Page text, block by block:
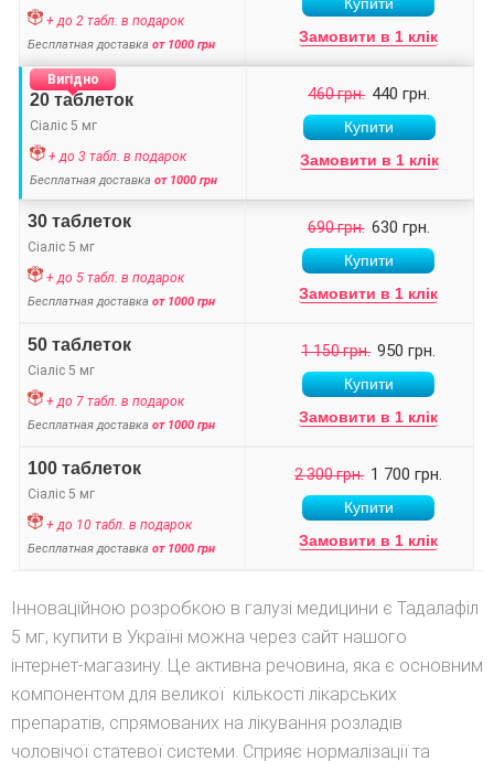
+ до 2 табл. в подарок
Бесплатная доставкаот 1000 грн Замовити в 1 клік
Вигідно
20 таблеток
Сіаліс 5 мг
+ до 3 табл. в подарок
Бесплатная доставкаот 1000 грн
460 грн. 440 грн.
Замовити в 1 клік
30 таблеток
Сіаліс 5 мг
+ до 5 табл. в подарок
Бесплатная доставкаот 1000 грн
690 грн. 630 грн.
Замовити в 1 клік
50 таблеток
Сіаліс 5 мг
+ до 7 табл. в подарок
Бесплатная доставкаот 1000 грн
1 150 грн. 950 грн.
Замовити в 1 клік
100 таблеток
Сіаліс 5 мг
+ до 10 табл. в подарок
Бесплатная доставкаот 1000 грн
2 300 грн. 1 700 грн.
Замовити в 1 клік
Інноваційною розробкою в галузі медицини є Тадалафіл
5 мг, купити в Україні можна через сайт нашого
інтернет-магазину. Це активна речовина, яка є основним
компонентом для великої кількості лікарських
препаратів, спрямованих на лікування розладів
чоловічої статевої системи. Сприяє нормалізації та